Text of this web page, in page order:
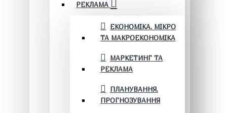
РЕКЛАМА
ЕКОНОМІКА. МІКРО
ТА МАКРОЕКОНОМІКА
МАРКЕТИНГ ТА
РЕКЛАМА
ПЛАНУВАННЯ.
ПРОГНОЗУВАННЯ